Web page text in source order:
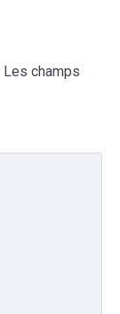
Les champs